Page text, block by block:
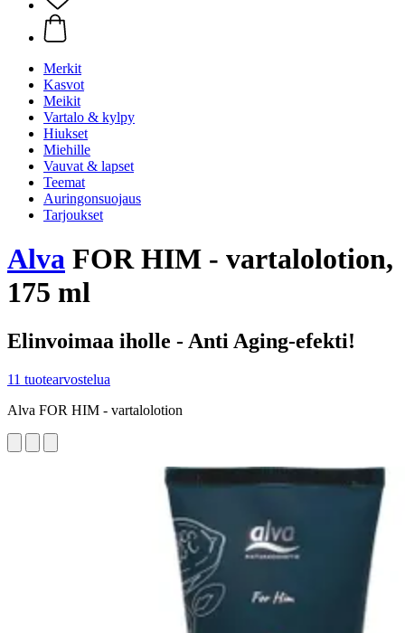
Merkit
Kasvot
Meikit
Vartalo & kylpy
Hiukset
Miehille
Vauvat & lapset
Teemat
Auringonsuojaus
Tarjoukset
Alva FOR HIM - vartalolotion,
175 ml
Elinvoimaa iholle - Anti Aging-efekti!
11 tuotearvostelua
Alva FOR HIM - vartalolotion